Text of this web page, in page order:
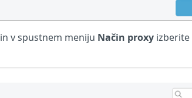
in v spustnem meniju Način proxy izberite